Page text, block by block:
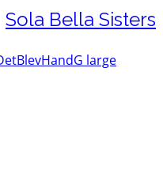
Sola Bella Sisters